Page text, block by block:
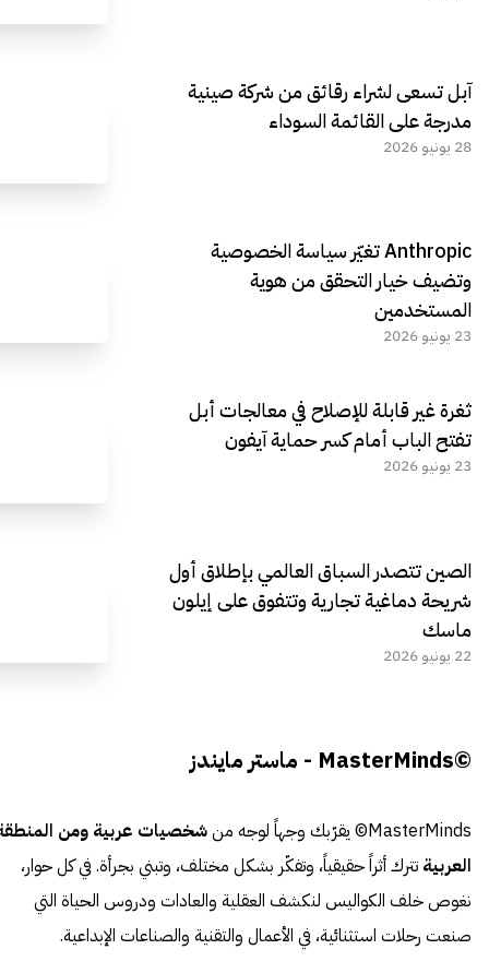
آبل تسعى لشراء رقائق من شركة صينية
مدرجة على القائمة السوداء
28 يونيو 2026
Anthropic تغيّر سياسة الخصوصية
وتضيف خيار التحقق من هوية
المستخدمين
23 يونيو 2026
ثغرة غير قابلة للإصلاح في معالجات أبل
تفتح الباب أمام كسر حماية آيفون
23 يونيو 2026
الصين تتصدر السباق العالمي بإطلاق أول
شريحة دماغية تجارية وتتفوق على إيلون
ماسك
22 يونيو 2026
©MasterMinds - ماستر مايندز
MasterMinds© يقرّبك وجهاً لوجه من
شخصيات عربية ومن
العربية تترك أثراً حقيقياً، وتفكّر بشكل مختلف، وتبني بجرأة. في كل حوار،
نغوص خلف الكواليس لنكشف العقلية والعادات ودروس الحياة التي
صنعت رحلات استثنائية، في الأعمال والتقنية والصناعات الإبداعية.